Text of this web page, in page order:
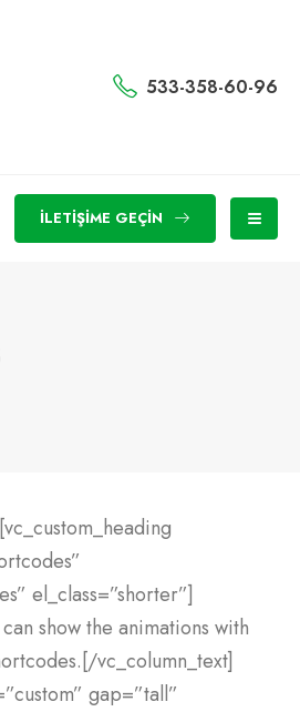
533-358-60-96
İLETIŞIME GEÇIN
el_class=”shorter”]
show the animations with
vc_column_text]
gap=”tall”